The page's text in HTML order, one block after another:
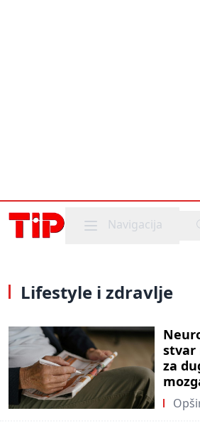
Mobile menu
Navigacija
Lifestyle i zdravlje
stvar
za